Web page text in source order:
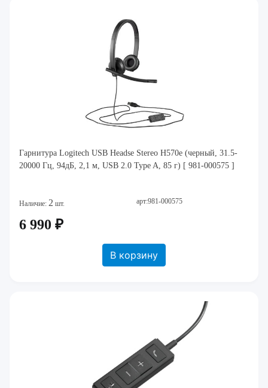
Гарнитура Logitech USB Headse Stereo H570e (черный, 31.5-
20000 Гц, 94дБ, 2,1 м, USB 2.0 Type A, 85 г) [ 981-000575 ]
Наличие: 2 шт. арт:981-000575
6 990 ₽
В корзину